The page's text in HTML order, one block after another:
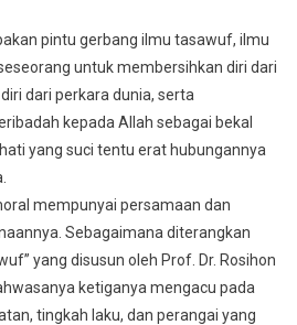
pintu gerbang ilmu tasawuf, ilmu
untuk membersihkan diri dari
dari perkara dunia, serta
kepada Allah sebagai bekal
yang suci tentu erat hubungannya
mempunyai persamaan dan
Sebagaimana diterangkan
yang disusun oleh Prof. Dr. Rosihon
ketiganya mengacu pada
tingkah laku, dan perangai yang